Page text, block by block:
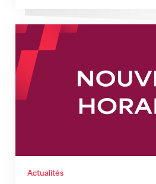
Actualités
Nouveaux horaires du